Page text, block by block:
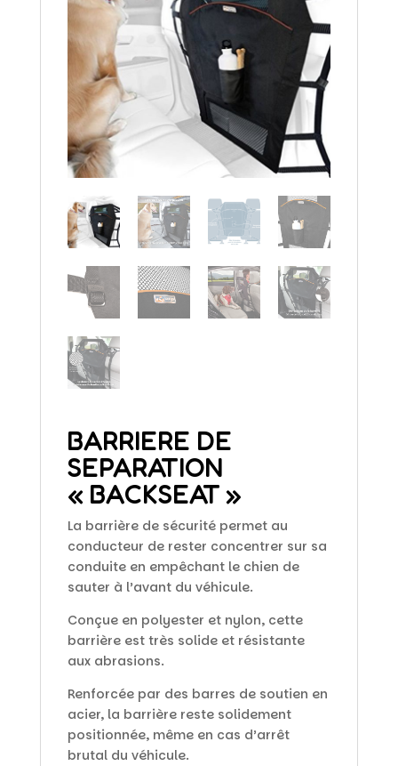
BARRIERE DE
SEPARATION
« BACKSEAT »
La barrière de sécurité permet au
conducteur de rester concentrer sur sa
conduite en empêchant le chien de
sauter à l’avant du véhicule.
Conçue en polyester et nylon, cette
barrière est très solide et résistante
aux abrasions.
Renforcée par des barres de soutien en
acier, la barrière reste solidement
positionnée, même en cas d’arrêt
brutal du véhicule.